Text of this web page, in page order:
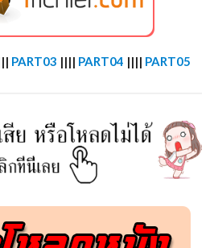
PART03 |||| PART04 |||| PART05